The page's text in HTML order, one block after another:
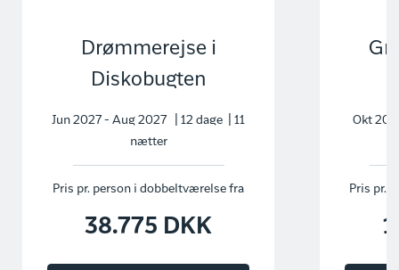
Drømmerejse i
Diskobugten
Jun 2027 - Aug 2027 | 12 dage | 11
nætter
Pris pr. person i dobbeltværelse fra
38.775 DKK
Okt
Pris pr.